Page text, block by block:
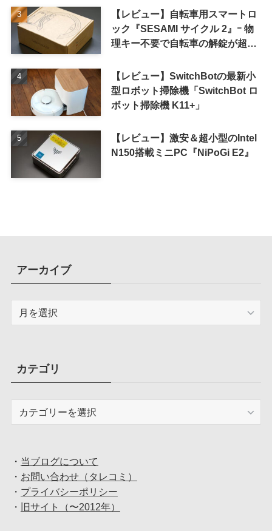
【レビュー】自転車用スマートロ
ック『SESAMI サイクル 2』ｰ 物
理キー不要で自転車の解錠が超簡
【レビュー】SwitchBotの最新小
型ロボット掃除機「SwitchBot ロ
ボット掃除機 K11+」
【レビュー】激安＆超小型のIntel
N150搭載ミニPC『NiPoGi E2』
アーカイブ
ブカテゴリ
・ 当ブログについて
・ お問い合わせ（タレコミ）
・ プライバシーポリシー
・
旧サイト（〜2012年）